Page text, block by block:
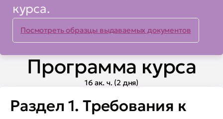
• о примерах
специализированного подхода
к обеспечению безопасности
сегментов АСУ ТП
Вы сможете:
• разрабатывать
курса.
Посмотреть образцы выдаваемых документов
Программа курса
16 ак. ч. (2 дня)
Раздел 1. Требования к